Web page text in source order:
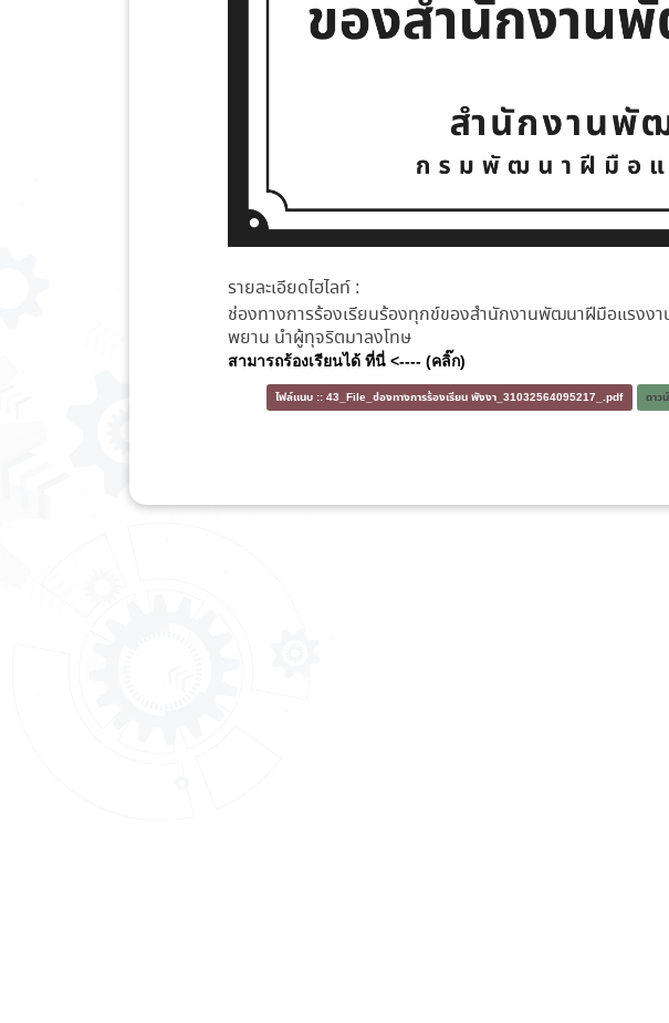
รายละเอียดไฮไลท์ :
ช่องทางการร้องเรียนร้องทุกข์ของสำนักงานพัฒนาฝีมือแรงงาน
พยาน นำผู้ทุจริตมาลงโทษ
สามารถร้องเรียนได้ ที่นี่ <---- (คลิ๊ก)
ไฟล์แนบ :: 43_File_ช่องทางการร้องเรียน พังงา_31032564095217_.pdf ดาว